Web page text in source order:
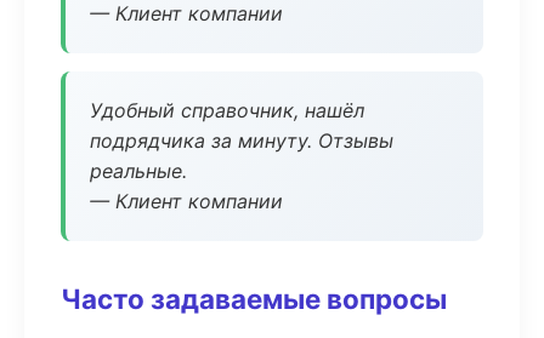
— Клиент компании
Удобный справочник, нашёл
подрядчика за минуту. Отзывы
реальные.
— Клиент компании
Часто задаваемые вопросы